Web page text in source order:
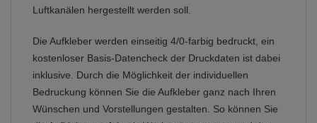
Luftkanälen hergestellt werden soll.
Die Aufkleber werden einseitig 4/0-farbig bedruckt, ein
kostenloser Basis-Datencheck der Druckdaten ist dabei
inklusive. Durch die Möglichkeit der individuellen
Bedruckung können Sie die Aufkleber ganz nach Ihren
Wünschen und Vorstellungen gestalten. So können Sie